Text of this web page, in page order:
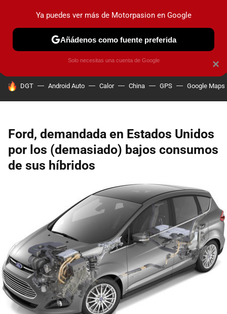
PRUEBAS COCHES ELÉCTRICOS OBSERVATORIO
HOY SE HABLA DE
DGT Android Auto Calor China GPS Google Maps
Ford, demandada en Estados Unidos
por los (demasiado) bajos consumos
de sus híbridos
×
Ya puedes ver más de Motorpasion en Google
Añádenos como fuente preferida
Solo necesitas una cuenta de Google